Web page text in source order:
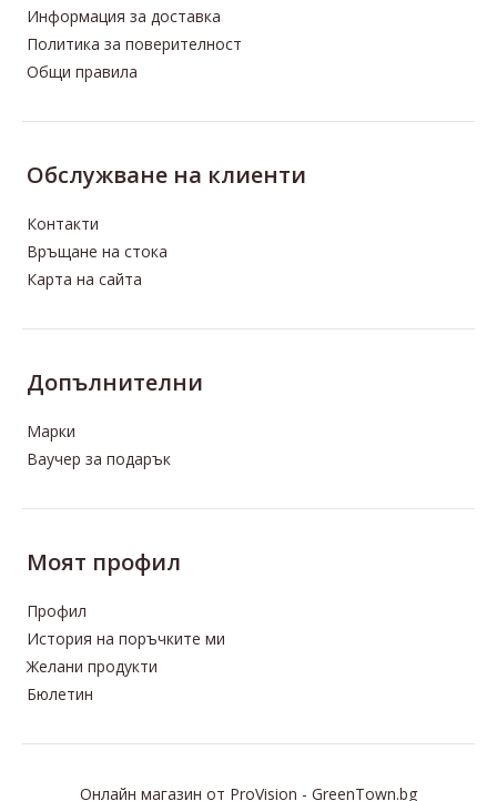
Информация за доставка
Политика за поверителност
Общи правила
Oбслужване на клиенти
Контакти
Връщане на стока
Карта на сайта
Допълнителни
Марки
Ваучер за подарък
Моят профил
Профил
История на поръчките ми
Желани продукти
Бюлетин
Онлайн магазин от ProVision - GreenTown.bg